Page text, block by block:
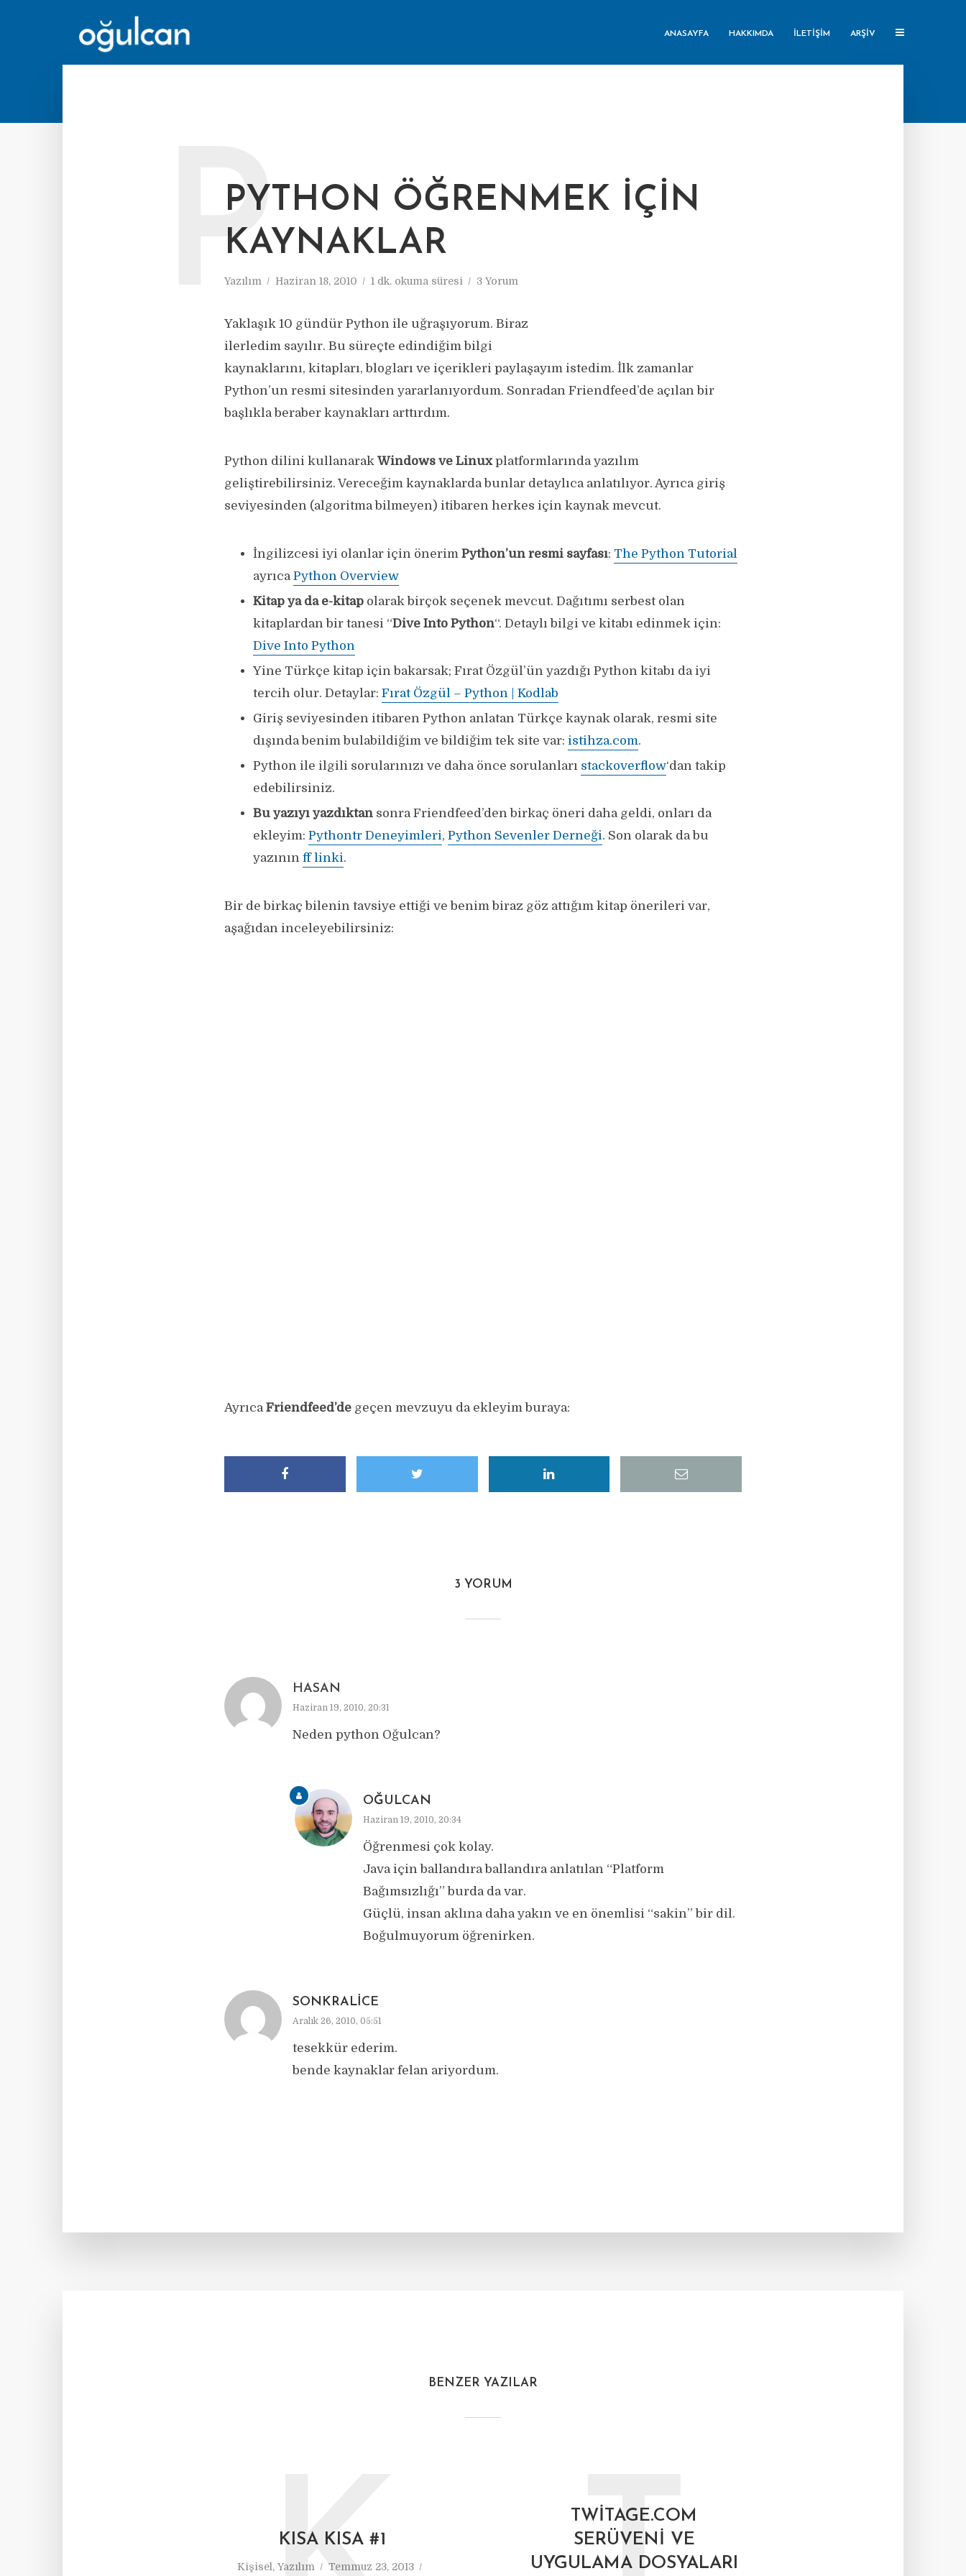
ANASAYFA HAKKIMDA İLETIŞIM ARŞIV
PYTHON ÖĞRENMEK İÇIN
KAYNAKLAR
Yazılım Haziran 18, 2010 1 dk. okuma süresi 3 Yorum
P
Yaklaşık 10 gündür Python ile uğraşıyorum. Biraz
ilerledim sayılır. Bu süreçte edindiğim bilgi
kaynaklarını, kitapları, blogları ve içerikleri paylaşayım istedim. İlk zamanlar
Python’un resmi sitesinden yararlanıyordum. Sonradan Friendfeed’de açılan bir
başlıkla beraber kaynakları arttırdım.
Python dilini kullanarak Windows ve Linuxplatformlarında yazılım
geliştirebilirsiniz. Vereceğim kaynaklarda bunlar detaylıca anlatılıyor. Ayrıca giriş
seviyesinden (algoritma bilmeyen) itibaren herkes için kaynak mevcut.
İngilizcesi iyi olanlar için önerim Python’un resmi sayfası: The Python Tutorial
ayrıcaPython Overview
Kitap ya da e-kitap olarak birçok seçenek mevcut. Dağıtımı serbest olan
kitaplardan bir tanesi “Dive Into Python“. Detaylı bilgi ve kitabı edinmek için:
Dive Into Python
Yine Türkçe kitap için bakarsak; Fırat Özgül’ün yazdığı Python kitabı da iyi
tercih olur. Detaylar: Fırat Özgül – Python | Kodlab
Giriş seviyesinden itibaren Python anlatan Türkçe kaynak olarak, resmi site
dışında benim bulabildiğim ve bildiğim tek site var: istihza.com.
Python ile ilgili sorularınızı ve daha önce sorulanları stackoverflow‘dan takip
edebilirsiniz.
Bu yazıyı yazdıktan sonra Friendfeed’den birkaç öneri daha geldi, onları da
ekleyim: Pythontr Deneyimleri, Python Sevenler Derneği. Son olarak da bu
yazının ff linki.
Bir de birkaç bilenin tavsiye ettiği ve benim biraz göz attığım kitap önerileri var,
aşağıdan inceleyebilirsiniz:
AyrıcaFriendfeed’de geçen mevzuyu da ekleyim buraya:
3 YORUM
HASAN
Haziran 19, 2010, 20:31
Neden python Oğulcan?
OĞULCAN
Haziran 19, 2010, 20:34
Öğrenmesi çok kolay.
Java için ballandıra ballandıra anlatılan “Platform
Bağımsızlığı” burda da var.
Güçlü, insan aklına daha yakın ve en önemlisi “sakin” bir dil.
Boğulmuyorum öğrenirken.
SONKRALICE
Aralık 26, 2010, 05:51
tesekkür ederim.
bende kaynaklar felan ariyordum.
BENZER YAZILAR
KISA KISA #1
Kişisel , Yazılım Temmuz 23, 2013
TWITAGE.COM
SERÜVENI VE
UYGULAMA DOSYALARI